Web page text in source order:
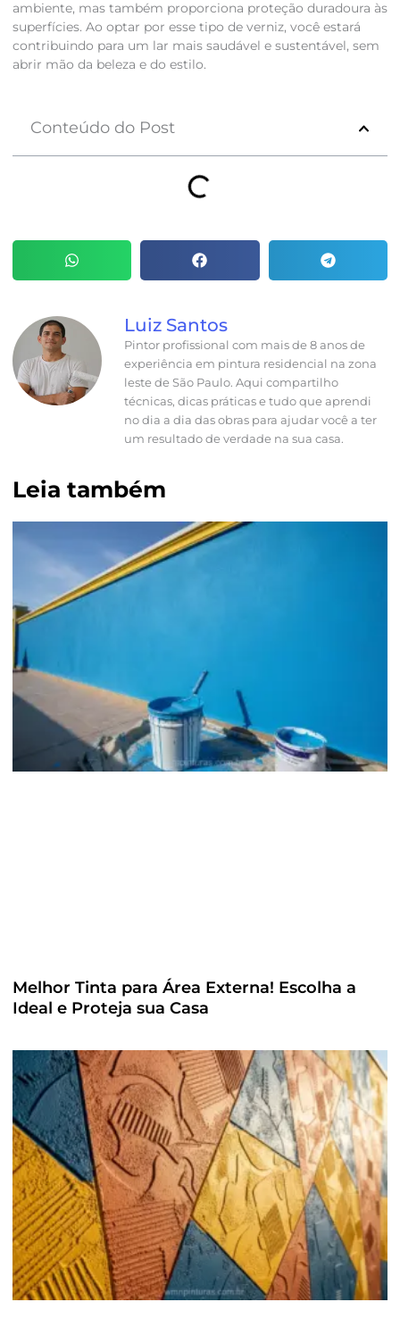
ambiente, mas também proporciona proteção duradoura às
superfícies. Ao optar por esse tipo de verniz, você estará
contribuindo para um lar mais saudável e sustentável, sem
abrir mão da beleza e do estilo.
Conteúdo do Post
Luiz Santos
Pintor profissional com mais de 8 anos de
experiência em pintura residencial na zona
leste de São Paulo. Aqui compartilho
técnicas, dicas práticas e tudo que aprendi
no dia a dia das obras para ajudar você a ter
um resultado de verdade na sua casa.
Leia também
Melhor Tinta para Área Externa! Escolha a
Ideal e Proteja sua Casa